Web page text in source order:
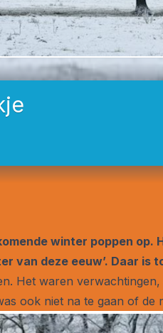
winter poppen op.
van deze eeuw’. Daar is
Het waren verwachtingen,
ook niet na te gaan of de